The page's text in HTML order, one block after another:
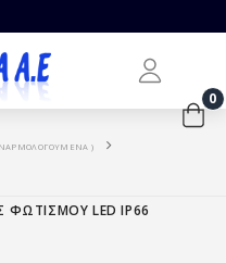
0
)
ΦΩΤΙΣΜΟΥ LED IP66